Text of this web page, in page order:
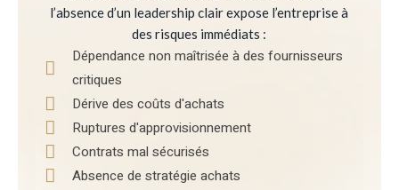
l’absence d’un leadership clair expose l’entreprise à
des risques immédiats :
Dépendance non maîtrisée à des fournisseurs
critiques
Dérive des coûts d'achats
Ruptures d'approvisionnement
Contrats mal sécurisés
Absence de stratégie achats